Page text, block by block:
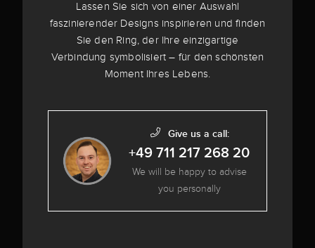
Lassen Sie sich von einer Auswahl
faszinierender Designs inspirieren und finden
Sie den Ring, der Ihre einzigartige
Verbindung symbolisiert – für den schönsten
Moment Ihres Lebens.
Give us a call:
+49 711 217 268 20
We will be happy to advise
you personally